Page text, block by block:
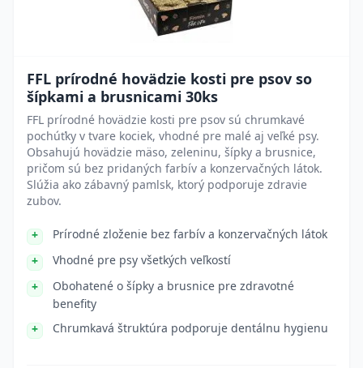
FFL prírodné hovädzie kosti pre psov so
šípkami a brusnicami 30ks
FFL prírodné hovädzie kosti pre psov sú chrumkavé
pochúťky v tvare kociek, vhodné pre malé aj veľké psy.
Obsahujú hovädzie mäso, zeleninu, šípky a brusnice,
pričom sú bez pridaných farbív a konzervačných látok.
Slúžia ako zábavný pamlsk, ktorý podporuje zdravie
zubov.
Prírodné zloženie bez farbív a konzervačných látok
Vhodné pre psy všetkých veľkostí
Obohatené o šípky a brusnice pre zdravotné
benefity
Chrumkavá štruktúra podporuje dentálnu hygienu